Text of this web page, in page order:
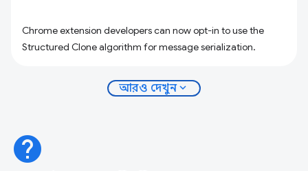
Chrome extension developers can now opt-in to use the
Structured Clone algorithm for message serialization.
আরও দেখুনexpand_more
help